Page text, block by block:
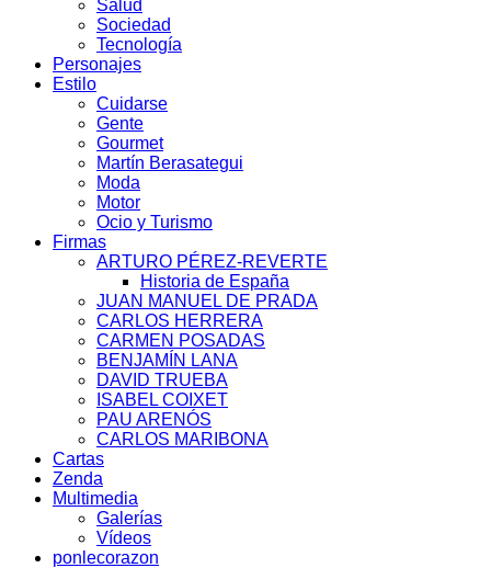
Salud
Sociedad
Tecnología
Personajes
Estilo
Cuidarse
Gente
Gourmet
Martín Berasategui
Moda
Motor
Ocio y Turismo
Firmas
ARTURO PÉREZ-REVERTE
Historia de España
JUAN MANUEL DE PRADA
CARLOS HERRERA
CARMEN POSADAS
BENJAMÍN LANA
DAVID TRUEBA
ISABEL COIXET
PAU ARENÓS
CARLOS MARIBONA
Cartas
Zenda
Multimedia
Galerías
Vídeos
ponlecorazon